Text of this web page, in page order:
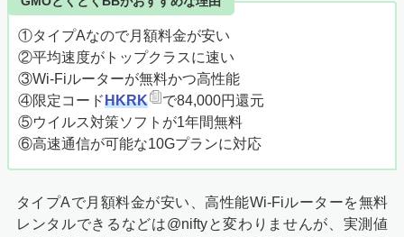
①タイプAなので月額料金が安い
②平均速度がトップクラスに速い
③Wi-Fiルーターが無料かつ高性能
④限定コードHKRK
で84,000円還元
⑤ウイルス対策ソフトが1年間無料
⑥高速通信が可能な10Gプランに対応
タイプAで月額料金が安い、高性能Wi-Fiルーターを無料
レンタルできるなどは@niftyと変わりませんが、実測値